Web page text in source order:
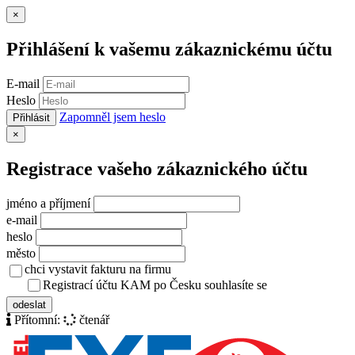
×
Přihlášení k vašemu zákaznickému účtu
E-mail
Heslo
Přihlásit Zapomněl jsem heslo
×
Registrace vašeho zákaznického účtu
jméno a příjmení
e-mail
heslo
město
chci vystavit fakturu na firmu
Registrací účtu KAM po Česku souhlasíte se
odeslat
Přítomní: čtenář